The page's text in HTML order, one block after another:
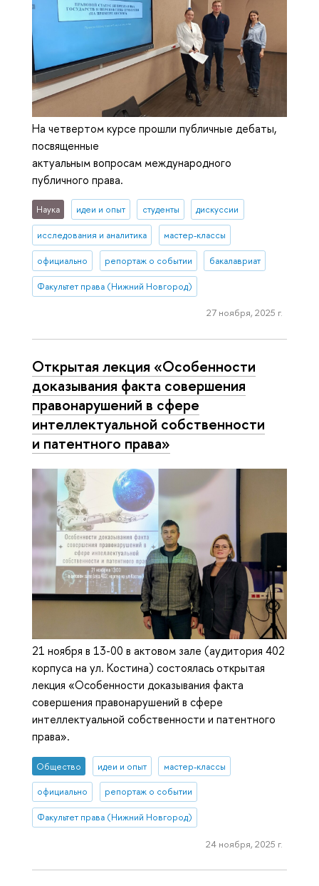
На четвертом курсе прошли публичные дебаты,
посвященные
актуальным вопросам международного
публичного права.
Наука идеи и опыт студенты дискуссии
исследования и аналитика мастер-классы
официально репортаж о событии бакалавриат
Факультет права (Нижний Новгород)
27 ноября, 2025 г.
Открытая лекция «Особенности
доказывания факта совершения
правонарушений в сфере
интеллектуальной собственности
и патентного права»
21 ноября в 13-00 в актовом зале (аудитория 402
корпуса на ул. Костина) состоялась открытая
лекция «Особенности доказывания факта
совершения правонарушений в сфере
интеллектуальной собственности и патентного
права».
Общество идеи и опыт мастер-классы
официально репортаж о событии
Факультет права (Нижний Новгород)
24 ноября, 2025 г.